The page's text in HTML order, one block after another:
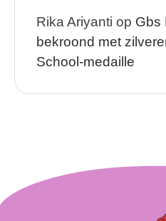
Rika Ariyanti op Gbs
bekroond met
School-medaille